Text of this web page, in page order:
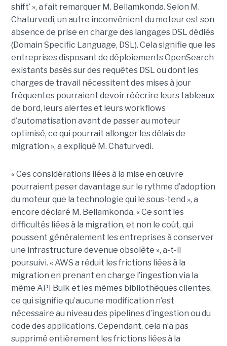
shift’ », a fait remarquer M. Bellamkonda. Selon M.
Chaturvedi, un autre inconvénient du moteur est son
absence de prise en charge des langages DSL dédiés
(Domain Specific Language, DSL). Cela signifie que les
entreprises disposant de déploiements OpenSearch
existants basés sur des requêtes DSL ou dont les
charges de travail nécessitent des mises à jour
fréquentes pourraient devoir réécrire leurs tableaux
de bord, leurs alertes et leurs workflows
d’automatisation avant de passer au moteur
optimisé, ce qui pourrait allonger les délais de
migration », a expliqué M. Chaturvedi.
« Ces considérations liées à la mise en œuvre
pourraient peser davantage sur le rythme d’adoption
du moteur que la technologie qui le sous-tend », a
encore déclaré M. Bellamkonda. « Ce sont les
difficultés liées à la migration, et non le coût, qui
poussent généralement les entreprises à conserver
une infrastructure devenue obsolète », a-t-il
poursuivi. « AWS a réduit les frictions liées à la
migration en prenant en charge l’ingestion via la
même API Bulk et les mêmes bibliothèques clientes,
ce qui signifie qu’aucune modification n’est
nécessaire au niveau des pipelines d’ingestion ou du
code des applications. Cependant, cela n’a pas
supprimé entièrement les frictions liées à la